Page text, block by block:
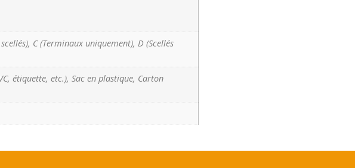
C (Terminaux uniquement), D (Scellés
étiquette, etc.), Sac en plastique, Carton